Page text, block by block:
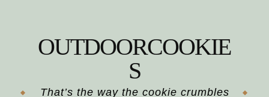
OUTDOORCOOKIE
S
That’s the way the cookie crumbles